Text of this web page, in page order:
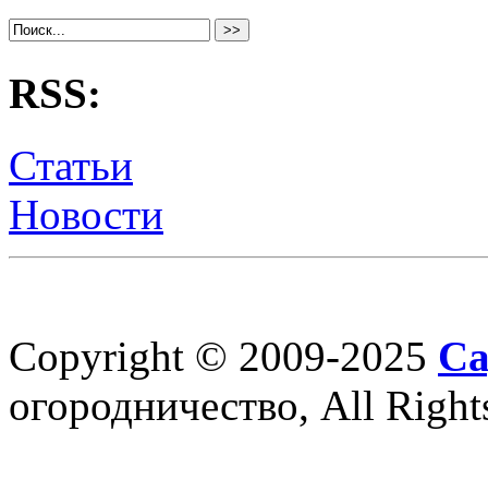
RSS:
Статьи
Новости
Copyright © 2009-2025
огородничество, All